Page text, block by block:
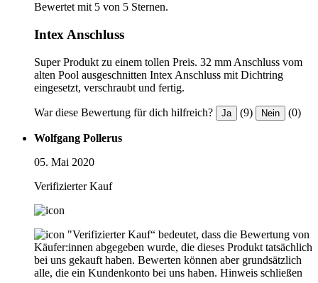
Bewertet mit 5 von 5 Sternen.
Intex Anschluss
Super Produkt zu einem tollen Preis. 32 mm Anschluss vom
alten Pool ausgeschnitten Intex Anschluss mit Dichtring
eingesetzt, verschraubt und fertig.
War diese Bewertung für dich hilfreich? Ja (9) Nein (0)
Wolfgang Pollerus
05. Mai 2020
Verifizierter Kauf
"Verifizierter Kauf“ bedeutet, dass die Bewertung von
Käufer:innen abgegeben wurde, die dieses Produkt tatsächlich
bei uns gekauft haben. Bewerten können aber grundsätzlich
alle, die ein Kundenkonto bei uns haben. Hinweis schließen